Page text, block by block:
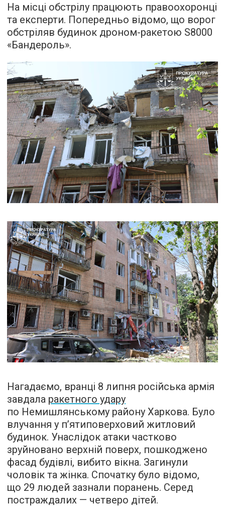
На місці обстрілу працюють правоохоронці
та експерти. Попередньо відомо, що ворог
обстріляв будинок дроном-ракетою S8000
«Бандероль».
Нагадаємо, вранці 8 липня російська армія
завдала ракетного удару
по Немишлянському району Харкова. Було
влучання у п’ятиповерховий житловий
будинок. Унаслідок атаки частково
зруйновано верхній поверх, пошкоджено
фасад будівлі, вибито вікна. Загинули
чоловік та жінка. Спочатку було відомо,
що 29 людей зазнали поранень. Серед
постраждалих — четверо дітей.